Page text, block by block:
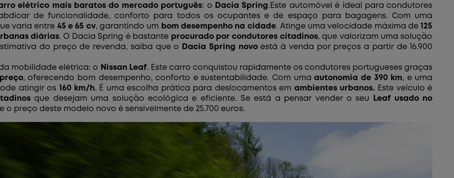
elétrico mais baratos do mercado português: o Dacia Spring.Este automóvel é ideal para condutores
de funcionalidade, conforto para todos os ocupantes e de espaço para bagagens. Com uma
varia entre 45 e 65 cv, garantindo um bom desempenho na cidade. Atinge uma velocidade máxima de125
diárias. O Dacia Spring é bastante procurado por condutores citadinos, que valorizam uma solução
do preço de revenda, saiba que o
Dacia Spring novoestá à venda por preços a partir de 16.900
mobilidade elétrica: o Nissan Leaf. Este carro conquistou rapidamente os condutores portugueses graças
, oferecendo bom desempenho, conforto e sustentabilidade. Com umaautonomia de 390 km, e uma
atingir os 160 km/h. É uma escolha prática para deslocamentos em ambientes urbanos. Este veículo é
que desejam uma solução ecológica e eficiente. Se está a pensar vender o seu
Leaf usado no
o preço deste modelo novo é sensivelmente de 25.700 euros.